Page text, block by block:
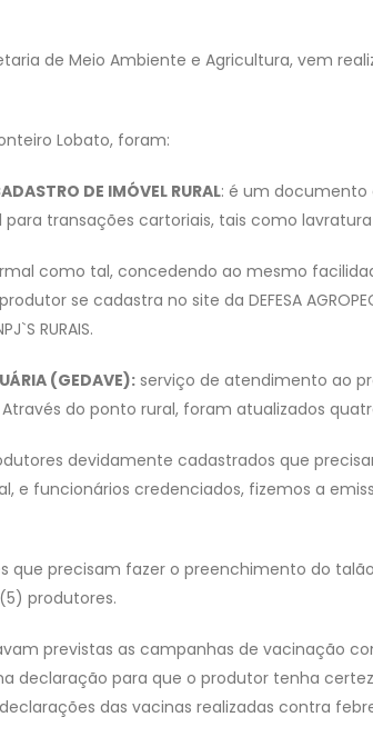
de Meio Ambiente e Agricultura, vem
Lobato, foram:
DE IMÓVEL RURAL: é um documento
transações cartoriais, tais como
como tal, concedendo ao mesmo
se cadastra no site da DEFESA
RURAIS.
(GEDAVE): serviço de atendimento ao
do ponto rural, foram atualizados
devidamente cadastrados que
e funcionários credenciados, fizemos a
que precisam fazer o preenchimento do
produtores.
previstas as campanhas de vacinação
declaração para que o produtor tenha
das vacinas realizadas contra